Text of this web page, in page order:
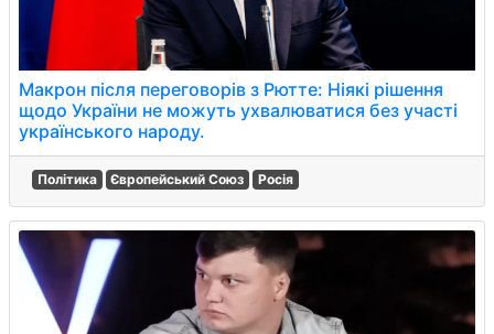
Макрон після переговорів з Рютте: Ніякі рішення
щодо України не можуть ухвалюватися без участі
українського народу.
Політика Європейський Союз Росія